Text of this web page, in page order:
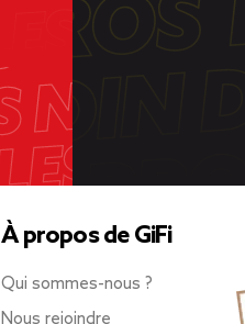
À propos de GiFi
Qui sommes-nous ?
Nous rejoindre